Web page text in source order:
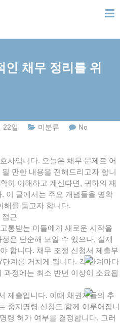
인 채무 정리를 위
22일 미분류
No
사입니다. 오늘은 채무 문제로 어
만한 내용을 전해드리고자 합니
히 이해하고 계신다면, 귀하의 재
이 글에서는 주요 개념들을 명확
해를 돕고자 합니다.
접근
통받는 이들에게 새로운 시작을
은 단순해 보일 수 있으나, 실제
합니다. 채무 조정 신청서 제출부
계를 거치게 됩니다. 각 단계마다
정에는 최소 반년 이상이 소요됩
제출입니다. 이때 채권자들의 추
중지명령 신청도 함께 이루어집니
령 허가 여부를 결정합니다. 그러